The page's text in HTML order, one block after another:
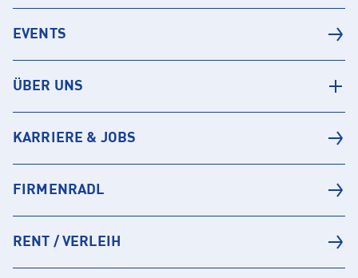
EVENTS
ÜBER UNS
KARRIERE & JOBS
FIRMENRADL
RENT / VERLEIH